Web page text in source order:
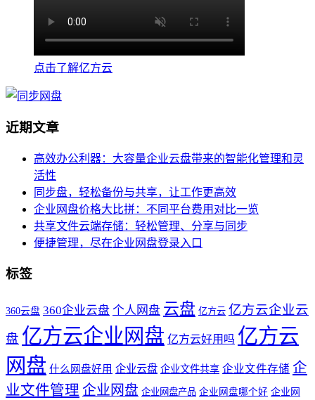
点击了解亿方云
近期文章
高效办公利器：大容量企业云盘带来的智能化管理和灵
活性
同步盘，轻松备份与共享，让工作更高效
企业网盘价格大比拼：不同平台费用对比一览
共享文件云端存储：轻松管理、分享与同步
便捷管理，尽在企业网盘登录入口
标签
360云盘 360企业云盘 个人网盘 云盘 亿方云 亿方云企业云
盘 亿方云企业网盘 亿方云好用吗 亿方云
网盘 什么网盘好用 企业云盘 企业文件共享 企业文件存储 企
业文件管理 企业网盘 企业网盘产品 企业网盘哪个好 企业网